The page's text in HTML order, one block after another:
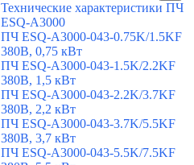
Технические характеристики ПЧ
ESQ-A3000
ПЧ ESQ-A3000-043-0.75K/1.5KF
380В, 0,75 кВт
ПЧ ESQ-A3000-043-1.5K/2.2KF
380В, 1,5 кВт
ПЧ ESQ-A3000-043-2.2K/3.7KF
380В, 2,2 кВт
ПЧ ESQ-A3000-043-3.7K/5.5KF
380В, 3,7 кВт
ПЧ ESQ-A3000-043-5.5K/7.5KF